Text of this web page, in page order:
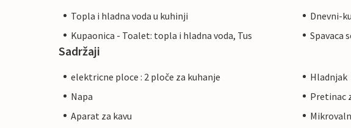
Topla i hladna voda u kuhinji
Dnevni-
Kupaonica - Toalet: topla i hladna voda, Tus
Spavaca
Sadržaji
elektricne ploce : 2 ploče za kuhanje
Hladnjak
Napa
Pretinac
Aparat za kavu